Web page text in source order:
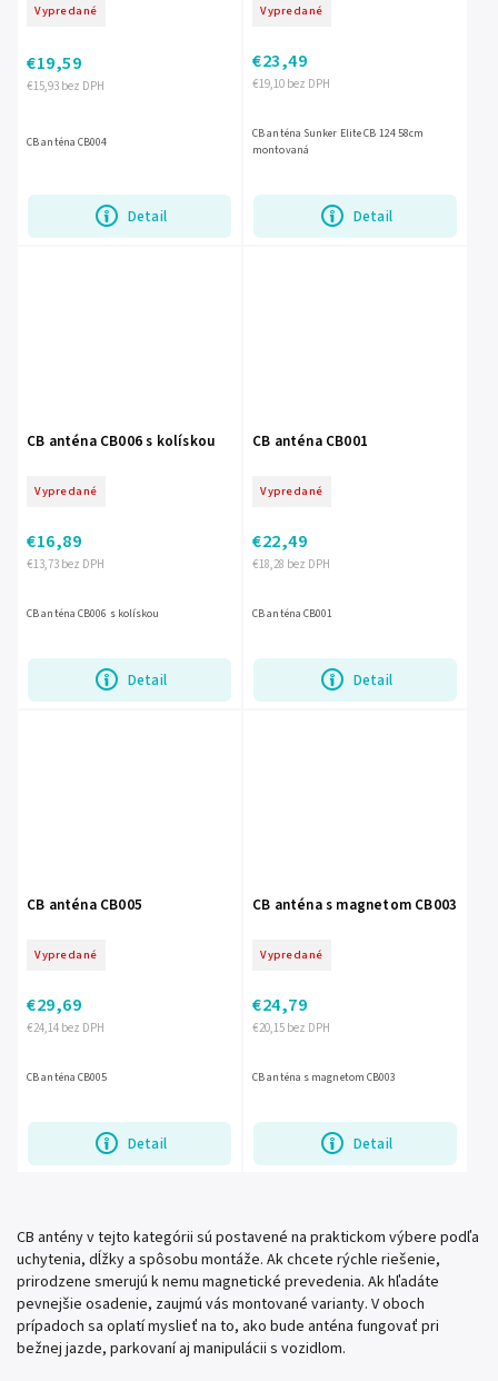
Vypredané
€15,93 bez DPH
€19,59
Detail
CB anténa CB004
Vypredané
€19,10 bez DPH
€23,49
Detail
CB anténa Sunker Elite CB 124 58cm
montovaná
CB anténa CB006 s kolískou
Vypredané
€13,73 bez DPH
€16,89
Detail
CB anténa CB006 s kolískou
CB anténa CB001
Vypredané
€18,28 bez DPH
€22,49
Detail
CB anténa CB001
CB anténa CB005
Vypredané
€24,14 bez DPH
€29,69
Detail
CB anténa CB005
CB anténa s magnetom CB003
Vypredané
€20,15 bez DPH
€24,79
Detail
CB anténa s magnetom CB003
CB antény v tejto kategórii sú postavené na praktickom výbere podľa
uchytenia, dĺžky a spôsobu montáže. Ak chcete rýchle riešenie,
prirodzene smerujú k nemu magnetické prevedenia. Ak hľadáte
pevnejšie osadenie, zaujmú vás montované varianty. V oboch
prípadoch sa oplatí myslieť na to, ako bude anténa fungovať pri
bežnej jazde, parkovaní aj manipulácii s vozidlom.